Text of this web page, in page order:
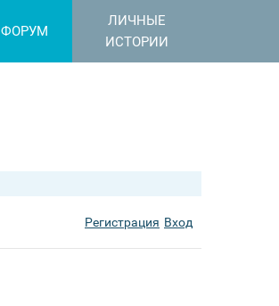
ФОРУМ
ЛИЧНЫЕ
ИСТОРИИ
Регистрация Вход